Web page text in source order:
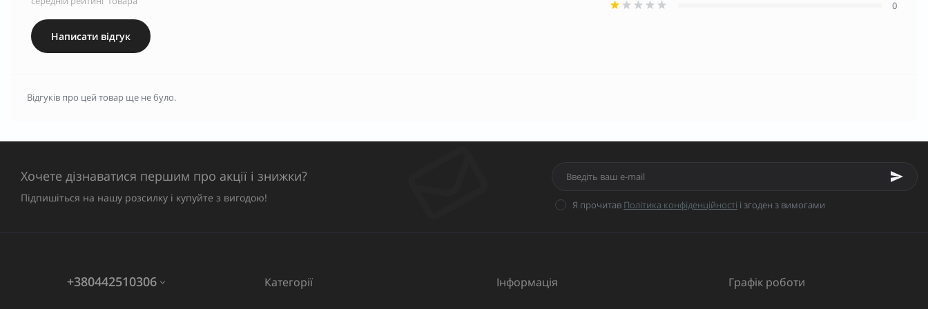
Написати відгук
0
Відгуків про цей товар ще не було.
Хочете дізнаватися першим про акції і знижки?
Підпишіться на нашу розсилку і купуйте з вигодою!
Я прочитав Політика конфіденційності і згоден з вимогами
+380442510306 Категорії Інформація Графік роботи